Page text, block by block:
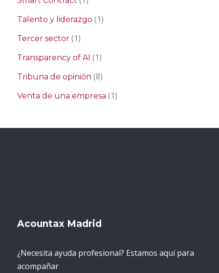
Talento y liderazgo (1)
Tercer sector (1)
Transparency of AI (1)
Tribuna de opinión (8)
Venta de una empresa (1)
Acountax Madrid
¿Necesita ayuda profesional? Estamos aquí para
acompañar